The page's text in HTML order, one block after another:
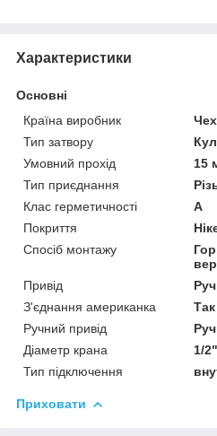
Характеристики
Основні
Країна виробник
Тип затвору
Умовний прохід
15
Тип приєднання
Клас герметичності
А
Покриття
Спосіб монтажу
Привід
З'єднання американка
Так
Ручний привід
Діаметр крана
1/2"
Тип підключення
Приховати